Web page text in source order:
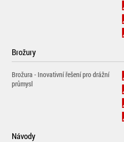
Brožury
Brožura - Inovativní řešení pro drážní
průmysl
Návody